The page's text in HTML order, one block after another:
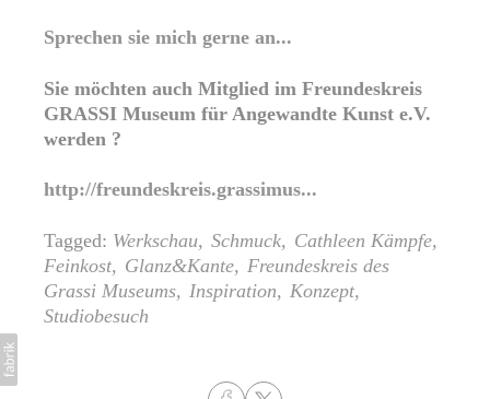
Sprechen sie mich gerne an...
Sie möchten auch Mitglied im Freundeskreis
GRASSI Museum für Angewandte Kunst e.V.
werden ?
http://freundeskreis.grassimus...
Tagged: Werkschau Schmuck
Cathleen Kämpfe
Feinkost
Glanz&Kante
Freundeskreis des
Grassi Museums
Inspiration
Konzept
Studiobesuch